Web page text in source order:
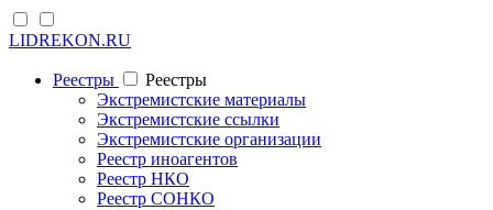
LIDREKON.RU
Реестры
Реестры
Экстремистские материалы
Экстремистские ссылки
Экстремистские организации
Реестр иноагентов
Реестр НКО
Реестр СОНКО